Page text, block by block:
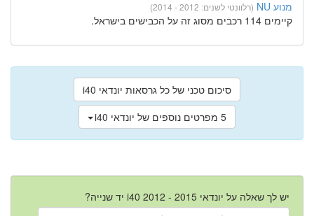
מנוע NU (רלוונטי לשנים: 2012 - 2014)
קיימים 114 רכבים מסוג זה על הכבישים בישראל.
סיכום טכני של כל גרסאות יונדאי i40
5 מפרטים נוספים של יונדאי i40
יש לך שאלה על יונדאי i40 2012 - 2015 יד שנייה?